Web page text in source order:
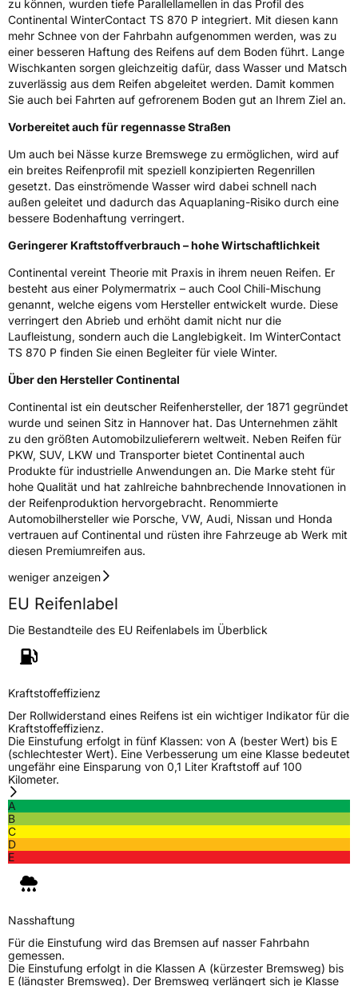
Rollgeräusch (Klasse)B
Rollgeräusch (dB)71
FahrzeugklasseC1
3PMSF / Schneeflockensymbol / Alpine-SymbolJa
EPREL ID 634962
Allgemeine Produktsicherheit (GPSR)
Continental-Plaza 1 30173 Hannover
customerservice_tires@conti.de
zu können, wurden tiefe Parallellamellen in das Profil des
Continental WinterContact TS 870 P integriert. Mit diesen kann
mehr Schnee von der Fahrbahn aufgenommen werden, was zu
einer besseren Haftung des Reifens auf dem Boden führt. Lange
Wischkanten sorgen gleichzeitig dafür, dass Wasser und Matsch
zuverlässig aus dem Reifen abgeleitet werden. Damit kommen
Sie auch bei Fahrten auf gefrorenem Boden gut an Ihrem Ziel an.
Vorbereitet auch für regennasse Straßen
Um auch bei Nässe kurze Bremswege zu ermöglichen, wird auf
ein breites Reifenprofil mit speziell konzipierten Regenrillen
gesetzt. Das einströmende Wasser wird dabei schnell nach
außen geleitet und dadurch das Aquaplaning-Risiko durch eine
bessere Bodenhaftung verringert.
Geringerer Kraftstoffverbrauch – hohe Wirtschaftlichkeit
Continental vereint Theorie mit Praxis in ihrem neuen Reifen. Er
besteht aus einer Polymermatrix – auch Cool Chili-Mischung
genannt, welche eigens vom Hersteller entwickelt wurde. Diese
verringert den Abrieb und erhöht damit nicht nur die
Laufleistung, sondern auch die Langlebigkeit. Im WinterContact
TS 870 P finden Sie einen Begleiter für viele Winter.
Über den Hersteller Continental
Continental ist ein deutscher Reifenhersteller, der 1871 gegründet
wurde und seinen Sitz in Hannover hat. Das Unternehmen zählt
zu den größten Automobilzulieferern weltweit. Neben Reifen für
PKW, SUV, LKW und Transporter bietet Continental auch
Produkte für industrielle Anwendungen an. Die Marke steht für
hohe Qualität und hat zahlreiche bahnbrechende Innovationen in
der Reifenproduktion hervorgebracht. Renommierte
Automobilhersteller wie Porsche, VW, Audi, Nissan und Honda
vertrauen auf Continental und rüsten ihre Fahrzeuge ab Werk mit
diesen Premiumreifen aus.
weniger anzeigen
EU Reifenlabel
Die Bestandteile des EU Reifenlabels im Überblick
Kraftstoffeffizienz
Der Rollwiderstand eines Reifens ist ein wichtiger Indikator für die
Kraftstoffeffizienz.
Die Einstufung erfolgt in fünf Klassen: von A (bester Wert) bis E
(schlechtester Wert). Eine Verbesserung um eine Klasse bedeutet
ungefähr eine Einsparung von 0,1 Liter Kraftstoff auf 100
Kilometer.
A
B
C
D
E
Nasshaftung
Für die Einstufung wird das Bremsen auf nasser Fahrbahn
gemessen.
Die Einstufung erfolgt in die Klassen A (kürzester Bremsweg) bis
E (längster Bremsweg). Der Bremsweg verlängert sich je Klasse